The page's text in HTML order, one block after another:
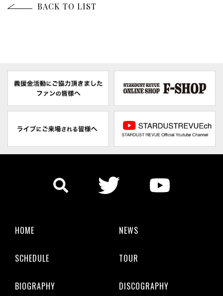
BACK TO LIST
HOME NEWS
SCHEDULE TOUR
BIOGRAPHY DISCOGRAPHY